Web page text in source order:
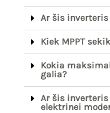
Ar šis
Kiek MPPT
Kokia
galia?
Ar šis
elektrinei